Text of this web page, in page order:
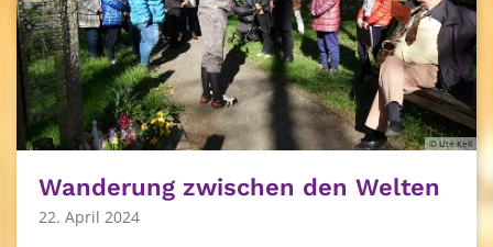
© Ute Keil
Wanderung zwischen den Welten
22. April 2024